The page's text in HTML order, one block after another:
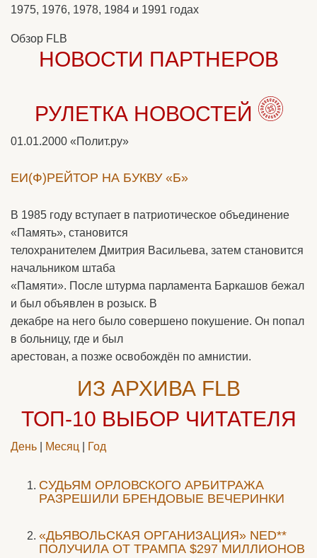
1975, 1976, 1978, 1984 и 1991 годах
Обзор FLB
НОВОСТИ ПАРТНЕРОВ
РУЛЕТКА НОВОСТЕЙ
01.01.2000 «Полит.ру»
ЕИ(Ф)РЕЙТОР НА БУКВУ «Б»
В 1985 году вступает в патриотическое объединение
«Память», становится
телохранителем Дмитрия Васильева, затем становится
начальником штаба
«Памяти». После штурма парламента Баркашов бежал
и был объявлен в розыск. В
декабре на него было совершено покушение. Он попал
в больницу, где и был
арестован, а позже освобождён по амнистии.
ИЗ АРХИВА FLB
ТОП-10 ВЫБОР ЧИТАТЕЛЯ
День Месяц Год
CУДЬЯМ ОРЛОВСКОГО АРБИТРАЖА
РАЗРЕШИЛИ БРЕНДОВЫЕ ВЕЧЕРИНКИ
«ДЬЯВОЛЬСКАЯ ОРГАНИЗАЦИЯ» NED**
ПОЛУЧИЛА ОТ ТРАМПА $297 МИЛЛИОНОВ